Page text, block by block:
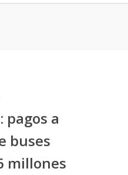
pagos a
buses
millones